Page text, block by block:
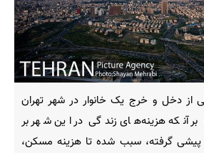
از دخل و خرج یک خانوار در شهر تهران
آنکه هزینه‌های زندگی در این شهر بر
پیشی گرفته، سبب شده تا هزینه مسکن،